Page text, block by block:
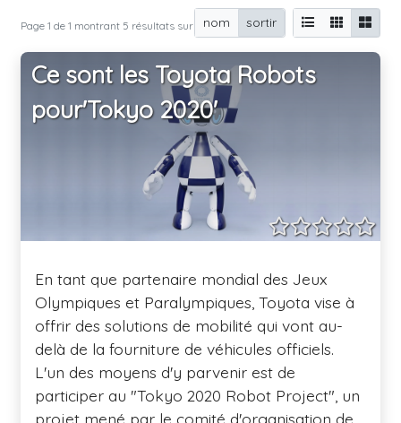
nom sortir
Page 1 de 1 montrant 5 résultats sur 5 total
Ce sont les Toyota Robots
pour'Tokyo 2020'
En tant que partenaire mondial des Jeux
Olympiques et Paralympiques, Toyota vise à
offrir des solutions de mobilité qui vont au-
delà de la fourniture de véhicules officiels.
L'un des moyens d'y parvenir est de
participer au "Tokyo 2020 Robot Project", un
projet mené par le comité d'organisation de